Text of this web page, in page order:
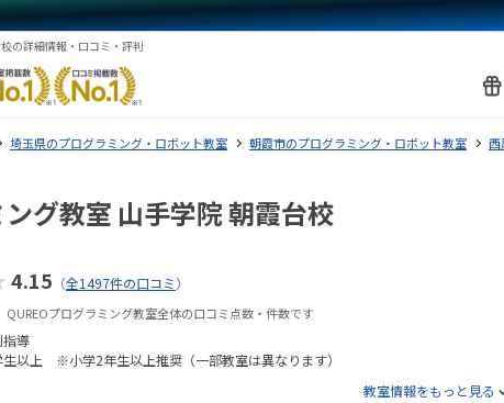
の詳細情報・口コミ・評判
埼玉県のプログラミング・ロボット教室 朝霞市のプログラミング・ロボット教室
グ教室 山手学院 朝霞台校
4.15 （全1497件の口コミ）
プログラミング教室全体の口コミ点数・件数です
指導
生以上 ※小学2年生以上推奨（一部教室は異なります）
教室情報をもっと見る